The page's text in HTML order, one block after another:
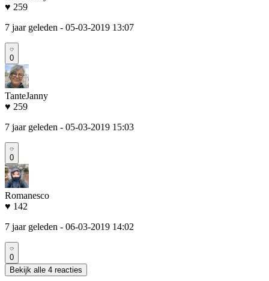
♥ 259
7 jaar geleden - 05-03-2019 13:07
0
TanteJanny
♥ 259
7 jaar geleden - 05-03-2019 15:03
0
Romanesco
♥ 142
7 jaar geleden - 06-03-2019 14:02
0
Bekijk alle 4 reacties